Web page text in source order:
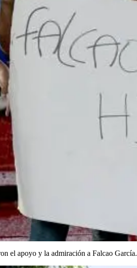
el apoyo y la admiración a Falcao García.